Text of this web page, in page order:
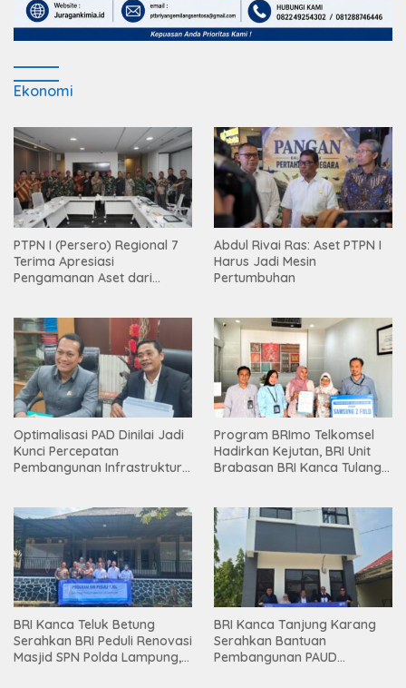
Ekonomi
PTPN I (Persero) Regional 7
Terima Apresiasi
Pengamanan Aset dari
Abdul Rivai Ras: Aset PTPN I
Harus Jadi Mesin
Pertumbuhan
Optimalisasi PAD Dinilai Jadi
Kunci Percepatan
Pembangunan Infrastruktur
Program BRImo Telkomsel
Hadirkan Kejutan, BRI Unit
Brabasan BRI Kanca Tulang
Mesuji
BRI Kanca Teluk Betung
Serahkan BRI Peduli Renovasi
Masjid SPN Polda Lampung,
BRI Kanca Tanjung Karang
Serahkan Bantuan
Pembangunan PAUD